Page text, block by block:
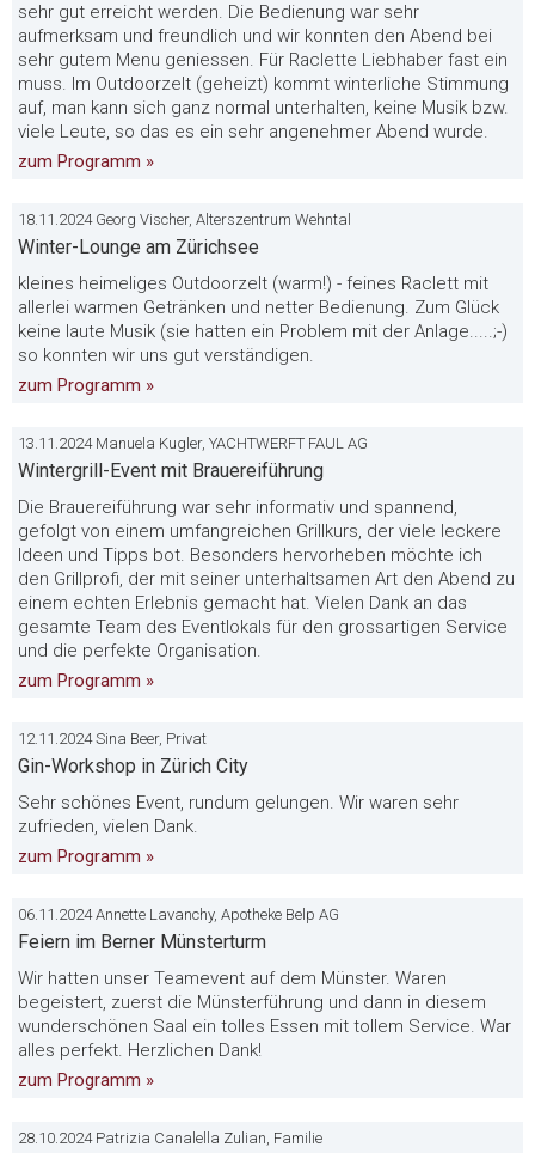
sehr gut erreicht werden. Die Bedienung war sehr
aufmerksam und freundlich und wir konnten den Abend bei
sehr gutem Menu geniessen. Für Raclette Liebhaber fast ein
muss. Im Outdoorzelt (geheizt) kommt winterliche Stimmung
auf, man kann sich ganz normal unterhalten, keine Musik bzw.
viele Leute, so das es ein sehr angenehmer Abend wurde.
zum Programm »
18.11.2024 Georg Vischer, Alterszentrum Wehntal
Winter-Lounge am Zürichsee
kleines heimeliges Outdoorzelt (warm!) - feines Raclett mit
allerlei warmen Getränken und netter Bedienung. Zum Glück
keine laute Musik (sie hatten ein Problem mit der Anlage.....;-)
so konnten wir uns gut verständigen.
zum Programm »
13.11.2024 Manuela Kugler, YACHTWERFT FAUL AG
Wintergrill-Event mit Brauereiführung
Die Brauereiführung war sehr informativ und spannend,
gefolgt von einem umfangreichen Grillkurs, der viele leckere
Ideen und Tipps bot. Besonders hervorheben möchte ich
den Grillprofi, der mit seiner unterhaltsamen Art den Abend zu
einem echten Erlebnis gemacht hat. Vielen Dank an das
gesamte Team des Eventlokals für den grossartigen Service
und die perfekte Organisation.
zum Programm »
12.11.2024 Sina Beer, Privat
Gin-Workshop in Zürich City
Sehr schönes Event, rundum gelungen. Wir waren sehr
zufrieden, vielen Dank.
zum Programm »
06.11.2024 Annette Lavanchy, Apotheke Belp AG
Feiern im Berner Münsterturm
Wir hatten unser Teamevent auf dem Münster. Waren
begeistert, zuerst die Münsterführung und dann in diesem
wunderschönen Saal ein tolles Essen mit tollem Service. War
alles perfekt. Herzlichen Dank!
zum Programm »
28.10.2024 Patrizia Canalella Zulian, Familie